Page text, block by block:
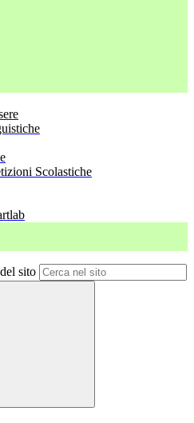
Scolastiche
sito